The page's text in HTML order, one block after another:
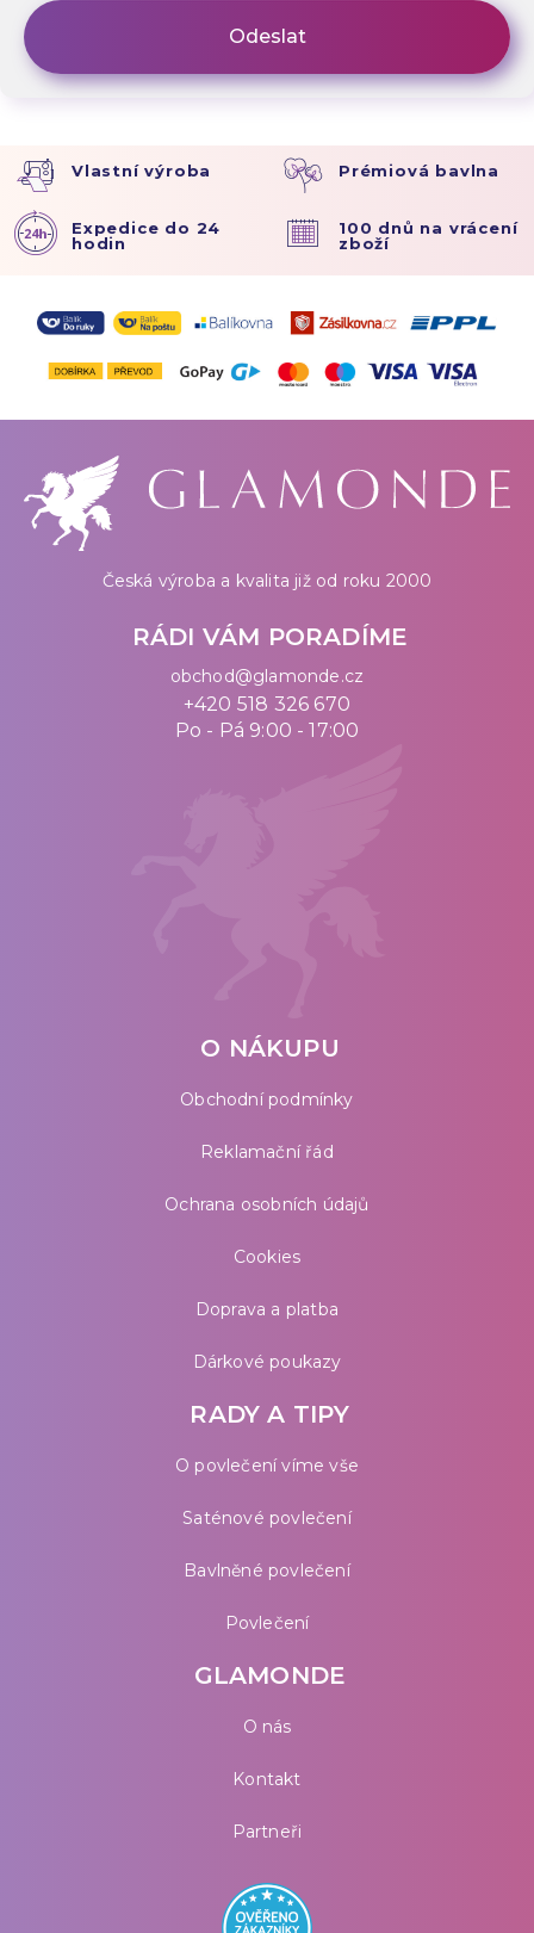
Vlastní výroba Prémiová bavlna
Expedice do 24
hodin
100 dnů na vrácení
zboží
Česká výroba a kvalita již od roku 2000
RÁDI VÁM PORADÍME
obchod@glamonde.cz
+420 518 326 670
Po - Pá 9:00 - 17:00
O NÁKUPU
Obchodní podmínky
Reklamační řád
Ochrana osobních údajů
Cookies
Doprava a platba
Dárkové poukazy
RADY A TIPY
O povlečení víme vše
Saténové povlečení
Bavlněné povlečení
Povlečení
GLAMONDE
O nás
Kontakt
Partneři